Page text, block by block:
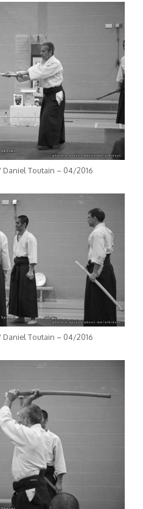
Toutain – 04/2016
Toutain – 04/2016